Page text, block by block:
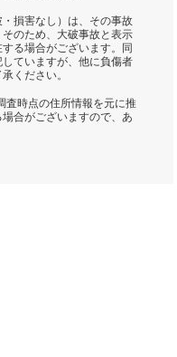
損害なし）は、その事故
のため、大破事故と表示
る場合がございます。同
ていますが、他に負傷者
ください。
査時点の住所情報を元に推
合がございますので、あ